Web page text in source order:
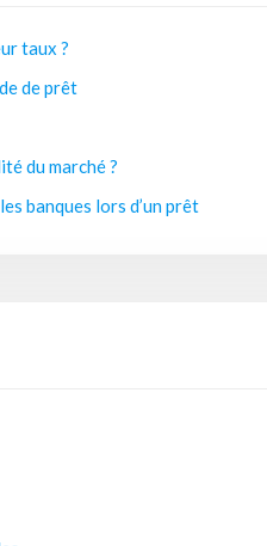
taux ?
de prêt
du marché ?
banques lors d’un prêt